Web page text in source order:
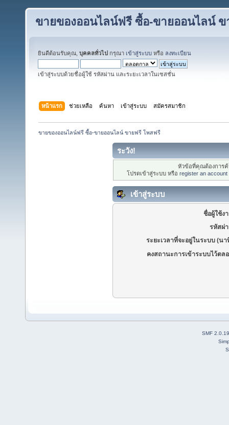
ขายของออนไลน์ฟรี ซื้อ-ขายออนไลน์
ยินดีต้อนรับคุณ, บุคคลทั่วไป กรุณา เข้าสู่ระบบ หรือ ลงทะเบียน
เข้าสู่ระบบด้วยชื่อผู้ใช้ รหัสผ่าน และระยะเวลาในเซสชั่น
หน้าแรก ช่วยเหลือ ค้นหา เข้าสู่ระบบ สมัครสมาชิก
ขายของออนไลน์ฟรี ซื้อ-ขายออนไลน์ ขายฟรี โพสฟรี
ระวัง!
หัวข้อที่คุณต้องการ
โปรดเข้าสู่ระบบ หรือ register an account
เข้าสู่ระบบ
ชื่อผู้ใช้ง
รหัสผ่
ระยะเวลาที่จะอยู่ในระบบ (นา
คงสถานะการเข้าระบบไว้ตล
SMF 2.0.19